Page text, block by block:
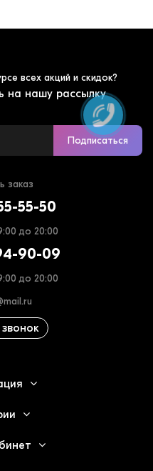
всех акций и скидок?
на нашу рассылку
Подписаться
заказ
55-50
до 20:00
90-09
до 20:00